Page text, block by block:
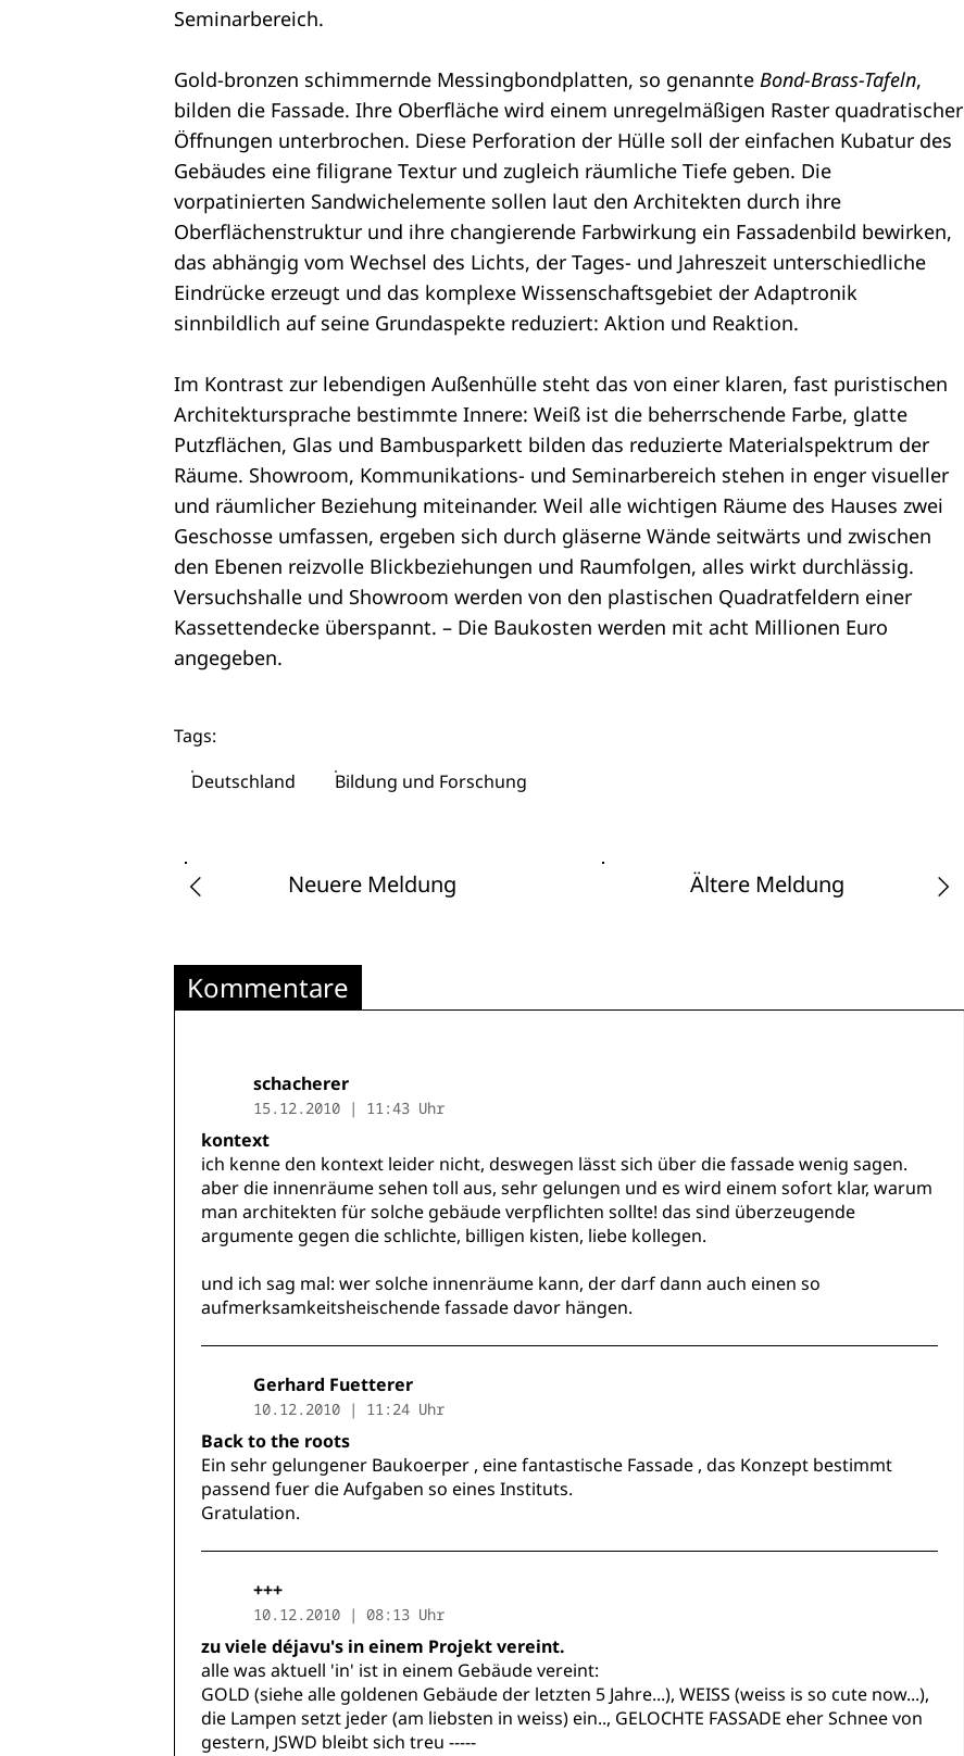
Seminarbereich.
Gold-bronzen schimmernde Messingbondplatten, so genannte Bond-Brass-Tafeln,
bilden die Fassade. Ihre Oberfläche wird einem unregelmäßigen Raster quadratischer
Öffnungen unterbrochen. Diese Perforation der Hülle soll der einfachen Kubatur des
Gebäudes eine filigrane Textur und zugleich räumliche Tiefe geben. Die
vorpatinierten Sandwichelemente sollen laut den Architekten durch ihre
Oberflächenstruktur und ihre changierende Farbwirkung ein Fassadenbild bewirken,
das abhängig vom Wechsel des Lichts, der Tages- und Jahreszeit unterschiedliche
Eindrücke erzeugt und das komplexe Wissenschaftsgebiet der Adaptronik
sinnbildlich auf seine Grundaspekte reduziert: Aktion und Reaktion.
Im Kontrast zur lebendigen Außenhülle steht das von einer klaren, fast puristischen
Architektursprache bestimmte Innere: Weiß ist die beherrschende Farbe, glatte
Putzflächen, Glas und Bambusparkett bilden das reduzierte Materialspektrum der
Räume. Showroom, Kommunikations- und Seminarbereich stehen in enger visueller
und räumlicher Beziehung miteinander. Weil alle wichtigen Räume des Hauses zwei
Geschosse umfassen, ergeben sich durch gläserne Wände seitwärts und zwischen
den Ebenen reizvolle Blickbeziehungen und Raumfolgen, alles wirkt durchlässig.
Versuchshalle und Showroom werden von den plastischen Quadratfeldern einer
Kassettendecke überspannt. – Die Baukosten werden mit acht Millionen Euro
angegeben.
Tags:
Deutschland
Bildung und Forschung
Neuere Meldung Ältere Meldung
Kommentare
schacherer
15.12.2010 | 11:43 Uhr
kontext
ich kenne den kontext leider nicht, deswegen lässt sich über die fassade wenig sagen.
aber die innenräume sehen toll aus, sehr gelungen und es wird einem sofort klar, warum
man architekten für solche gebäude verpflichten sollte! das sind überzeugende
argumente gegen die schlichte, billigen kisten, liebe kollegen.
und ich sag mal: wer solche innenräume kann, der darf dann auch einen so
aufmerksamkeitsheischende fassade davor hängen.
Gerhard Fuetterer
10.12.2010 | 11:24 Uhr
Back to the roots
Ein sehr gelungener Baukoerper , eine fantastische Fassade , das Konzept bestimmt
passend fuer die Aufgaben so eines Instituts.
Gratulation.
+++
10.12.2010 | 08:13 Uhr
zu viele déjavu's in einem Projekt vereint.
alle was aktuell 'in' ist in einem Gebäude vereint:
GOLD (siehe alle goldenen Gebäude der letzten 5 Jahre...), WEISS (weiss is so cute now...),
die Lampen setzt jeder (am liebsten in weiss) ein.., GELOCHTE FASSADE eher Schnee von
gestern, JSWD bleibt sich treu -----